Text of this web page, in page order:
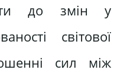
до змін у
світової
сил між